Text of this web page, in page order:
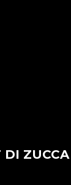
DI ZUCCA